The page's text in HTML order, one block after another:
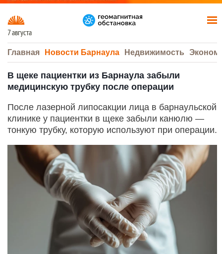
7 августа
Главная Новости Барнаула Недвижимость
В щеке пациентки из Барнаула забыли
медицинскую трубку после операции
После лазерной липосакции лица в барнаульской
клинике у пациентки в щеке забыли канюлю —
тонкую трубку, которую используют при операции.